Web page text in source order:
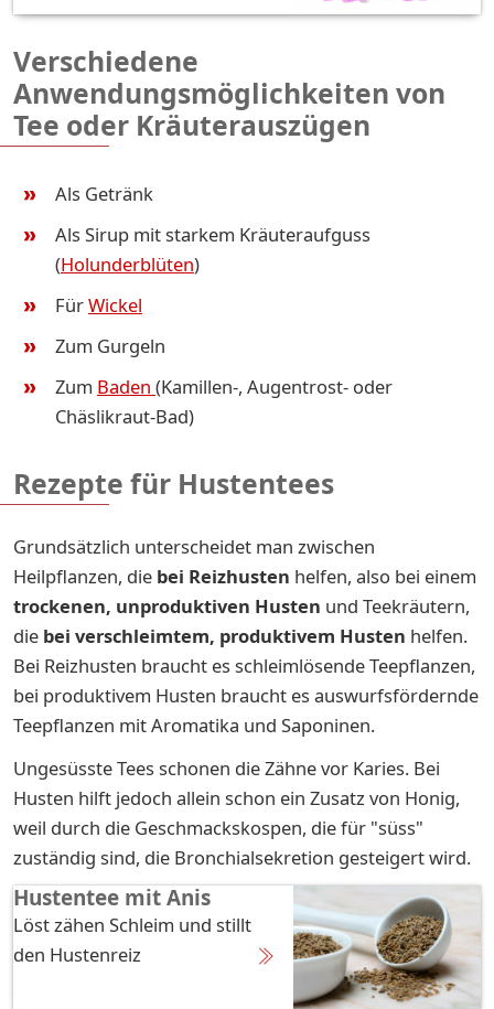
Verschiedene
Anwendungsmöglichkeiten von
Tee oder Kräuterauszügen
Als Getränk
Als Sirup mit starkem Kräuteraufguss
(Holunderblüten)
FürWickel
Zum Gurgeln
Zum Baden (Kamillen-, Augentrost- oder
Chäslikraut-Bad)
Rezepte für Hustentees
Grundsätzlich unterscheidet man zwischen
Heilpflanzen, die bei Reizhusten helfen, also bei einem
trockenen, unproduktiven Husten und Teekräutern,
die bei verschleimtem, produktivem Husten helfen.
Bei Reizhusten braucht es schleimlösende Teepflanzen,
bei produktivem Husten braucht es auswurfsfördernde
Teepflanzen mit Aromatika und Saponinen.
Ungesüsste Tees schonen die Zähne vor Karies. Bei
Husten hilft jedoch allein schon ein Zusatz von Honig,
weil durch die Geschmackskospen, die für "süss"
zuständig sind, die Bronchialsekretion gesteigert wird.
Hustentee mit Anis
Löst zähen Schleim und stillt
den Hustenreiz